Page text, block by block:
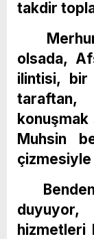
takdir
Merhum
olsada,
ilintisi, bir
konuşmak
Muhsin
çizmesiyle
duyuyor,
hizmetleri